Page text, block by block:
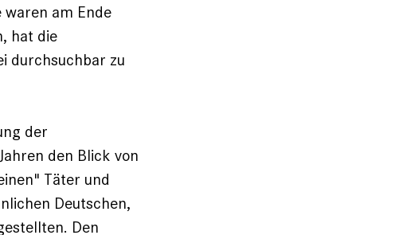
waren am Ende
hat die
durchsuchbar zu
der
den Blick von
Täter und
Deutschen,
Den